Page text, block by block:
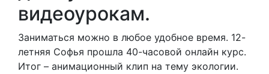
видеоурокам.
Заниматься можно в любое удобное время. 12-
летняя Софья прошла 40-часовой онлайн курс.
Итог – анимационный клип на тему экологии.